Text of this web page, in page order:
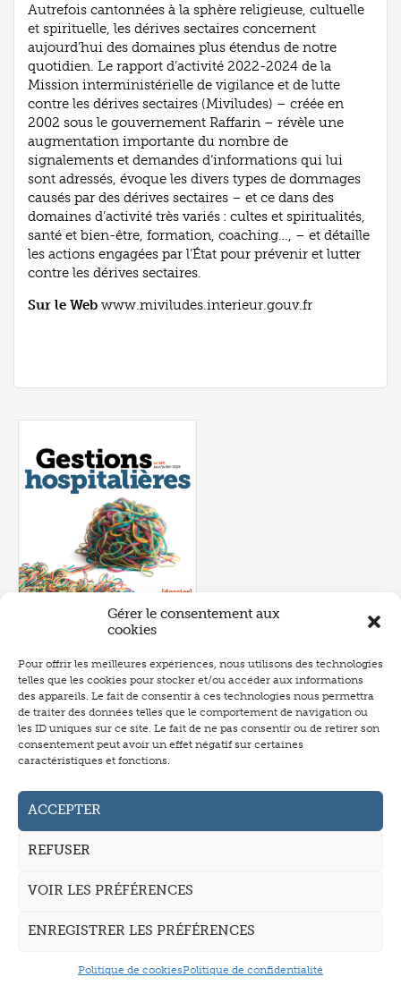
Gérer le consentement aux
cookies
Pour offrir les meilleures expériences, nous utilisons des technologies
telles que les cookies pour stocker et/ou accéder aux informations
des appareils. Le fait de consentir à ces technologies nous permettra
de traiter des données telles que le comportement de navigation ou
les ID uniques sur ce site. Le fait de ne pas consentir ou de retirer son
consentement peut avoir un effet négatif sur certaines
caractéristiques et fonctions.
ACCEPTER
REFUSER
VOIR LES PRÉFÉRENCES
ENREGISTRER LES PRÉFÉRENCES
Politique de cookiesPolitique de confidentialité
Autrefois cantonnées à la sphère religieuse, cultuelle
et spirituelle, les dérives sectaires concernent
aujourd’hui des domaines plus étendus de notre
quotidien. Le rapport d’activité 2022-2024 de la
Mission interministérielle de vigilance et de lutte
contre les dérives sectaires (Miviludes) – créée en
2002 sous le gouvernement Raffarin – révèle une
augmentation importante du nombre de
signalements et demandes d’informations qui lui
sont adressés, évoque les divers types de dommages
causés par des dérives sectaires – et ce dans des
domaines d’activité très variés : cultes et spiritualités,
santé et bien-être, formation, coaching…, – et détaille
les actions engagées par l’État pour prévenir et lutter
contre les dérives sectaires.
Sur le Web www.miviludes.interieur.gouv.fr
Numéro 657- juin 2026
Annonceurs
Auteurs
Mentions légales
CGV